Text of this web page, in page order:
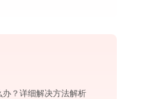
？详细解决方法解析